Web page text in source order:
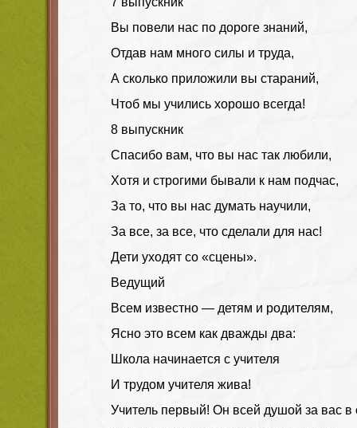
Вы повели нас по дороге знаний,
Отдав нам много силы и труда,
А сколько приложили вы стараний,
Чтоб мы учились хорошо всегда!
8 выпускник
Спасибо вам, что вы нас так любили,
Хотя и строгими бывали к нам подчас,
За то, что вы нас думать научили,
За все, за все, что сделали для нас!
Дети уходят со «сцены».
Ведущий
Всем известно — детям и родителям,
Ясно это всем как дважды два:
Школа начинается с учителя
И трудом учителя жива!
Учитель первый! Он всей душой за вас в